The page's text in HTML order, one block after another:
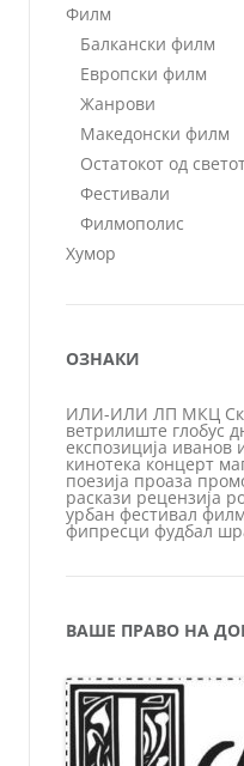
Филм
Балкански филм
Европски филм
Жанрови
Македонски филм
Остатокот од
Фестивали
Филмополис
Хумор
ОЗНАКИ
ИЛИ-ИЛИ ЛП МКЦ
ветрилиште глобус
експозиција иванов
кинотека концерт
поезија проаза
раскази рецензија
урбан фестивал филм
фипресци фудбал
ВАШЕ ПРАВО НА